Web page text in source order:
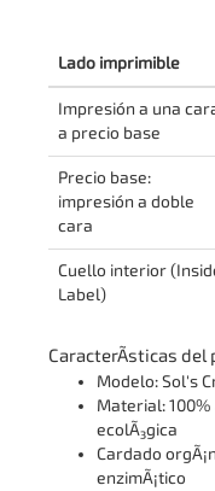
Lado imprimible
Impresión a una
a precio base
Precio base:
impresión a doble
cara
Cuello interior
Label)
CaracterÃ­sticas del
Modelo: Sol's
Material:
ecolÃ³gica
Cardado
enzimÃ¡tico